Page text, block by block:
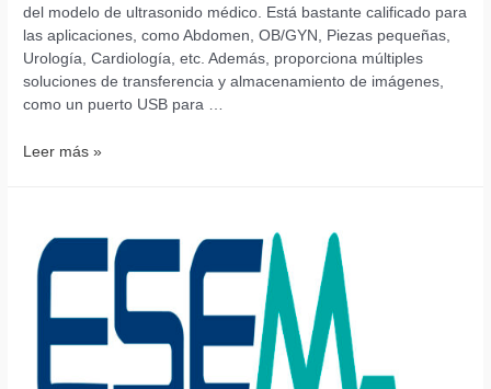
del modelo de ultrasonido médico. Está bastante calificado para
las aplicaciones, como Abdomen, OB/GYN, Piezas pequeñas,
Urología, Cardiología, etc. Además, proporciona múltiples
soluciones de transferencia y almacenamiento de imágenes,
como un puerto USB para …
ECOGRAFO
Leer más »